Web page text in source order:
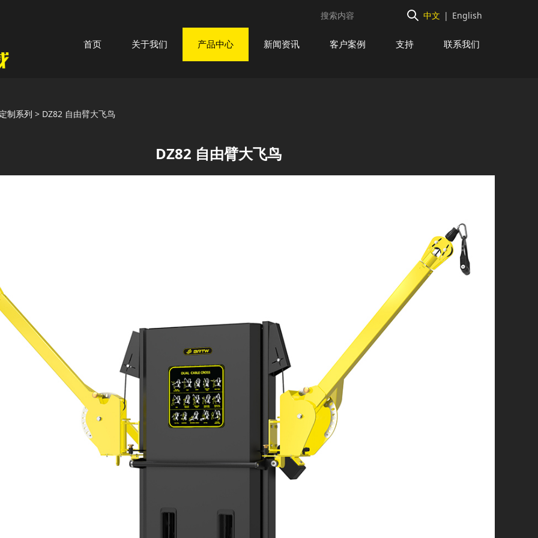
中文 | English
首页 关于我们 产品中心 新闻资讯 客户案例 支持 联系我们
由臂大飞鸟
制系列 > DZ82 自由臂大飞鸟
DZ82 自由臂大飞鸟